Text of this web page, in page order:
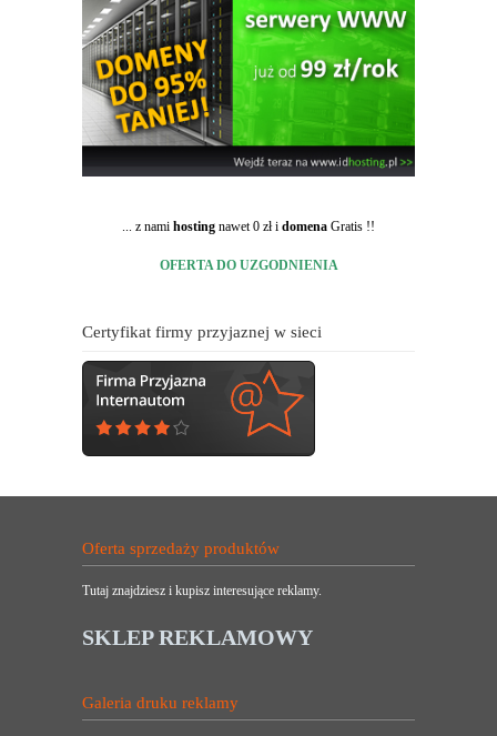
... z nami hosting nawet 0 zł i domena Gratis !!
OFERTA DO UZGODNIENIA
Certyfikat firmy przyjaznej w sieci
Oferta sprzedaży produktów
Tutaj znajdziesz i kupisz interesujące reklamy.
SKLEP REKLAMOWY
Galeria druku reklamy